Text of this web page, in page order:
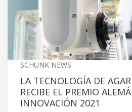
SCHUNK NEWS
LA TECNOLOGÍA DE
RECIBE EL PREMIO
INNOVACIÓN 2021